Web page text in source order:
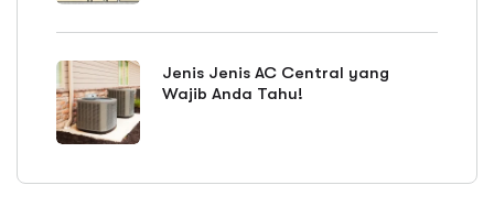
Jenis Jenis AC Central yang
Wajib Anda Tahu!